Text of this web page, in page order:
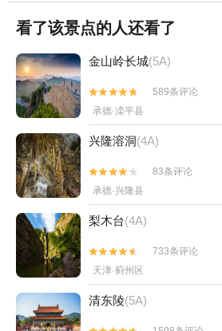
看了该景点的人还看了
金山岭长城(5A)


589条评论
承德·滦平县
兴隆溶洞(4A)


83条评论
承德·兴隆县
梨木台(4A)


733条评论
天津·蓟州区
清东陵(5A)